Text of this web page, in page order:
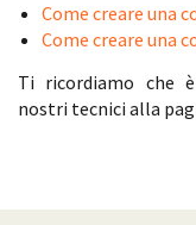
Come creare una
Come creare una
Ti ricordiamo che
nostri tecnici alla